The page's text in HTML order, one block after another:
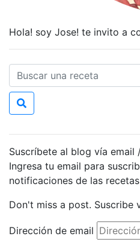
Hola! soy Jose! te invito a
Suscríbete al blog vía email
Ingresa tu email para
notificaciones de las
Don't miss a post. Suscribe
Dirección de email